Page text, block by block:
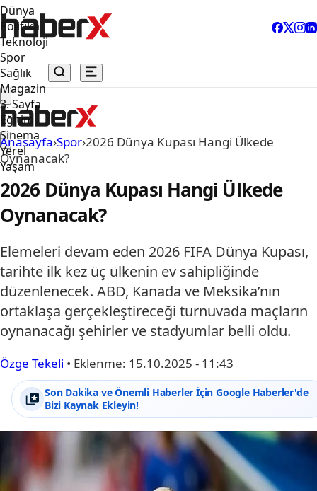
Dünya
Politika
Teknoloji
Spor
Sağlık
Magazin
3. Sayfa
Eğitim
Sinema
Yerel
Yaşam
Anasayfa›Spor›2026 Dünya Kupası Hangi Ülkede
Oynanacak?
2026 Dünya Kupası Hangi Ülkede
Oynanacak?
Elemeleri devam eden 2026 FIFA Dünya Kupası,
tarihte ilk kez üç ülkenin ev sahipliğinde
düzenlenecek. ABD, Kanada ve Meksika’nın
ortaklaşa gerçekleştireceği turnuvada maçların
oynanacağı şehirler ve stadyumlar belli oldu.
Özge Tekeli • Eklenme: 15.10.2025 - 11:43
Son Dakika ve Önemli Haberler İçin Google Haberler'de
Bizi Kaynak Ekleyin!